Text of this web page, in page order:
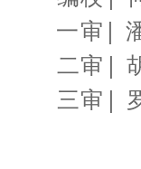
一审|
二审|
三审|